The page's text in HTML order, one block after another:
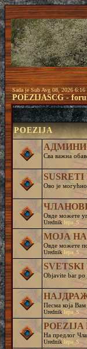
Sada je Sub Avg 08, 2026 6:16
POEZIJASCG -
POEZIJA
Сва важна
Ово је
Овде можете
Urednik lepa_S
МОЈА
Овде можете
Urednik lepa_S
SVETSKI
Objavite bar po
Песма која Вам
Urednik lepa_S
POEZIJA
На предлог
Urednik lepa_S